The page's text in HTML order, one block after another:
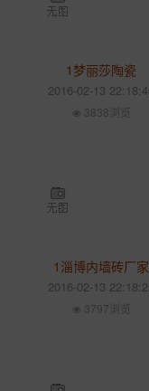
1梦丽莎陶瓷
2016-02-13
3838浏览
1淄博内墙砖厂家
2016-02-13
3797浏览